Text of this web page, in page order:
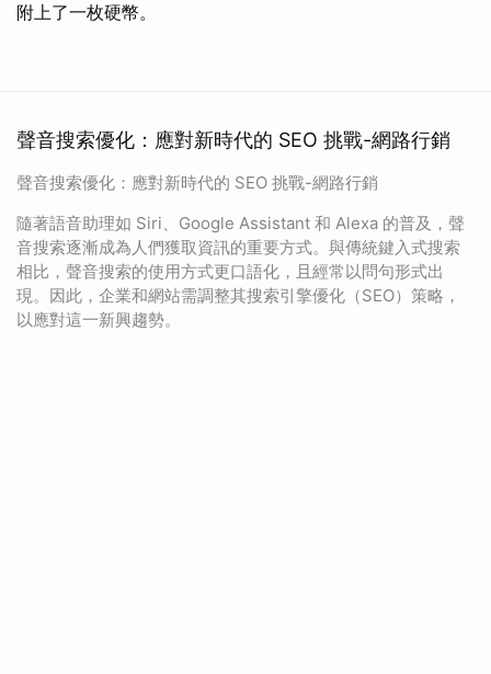
附上了一枚硬幣。
聲音搜索優化：應對新時代的 SEO 挑戰-網路行銷
聲音搜索優化：應對新時代的 SEO 挑戰-網路行銷
隨著語音助理如 Siri、Google Assistant 和 Alexa 的普及，聲
音搜索逐漸成為人們獲取資訊的重要方式。與傳統鍵入式搜索
相比，聲音搜索的使用方式更口語化，且經常以問句形式出
現。因此，企業和網站需調整其搜索引擎優化（SEO）策略，
以應對這一新興趨勢。